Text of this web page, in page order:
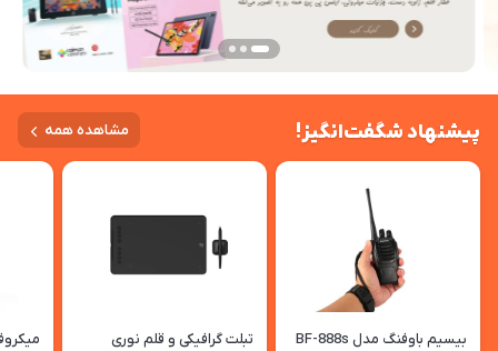
پیشنهاد شگفت‌انگیز! مشاهده همه
بیسیم باوفنگ مدل BF-888s
تبلت گرافیکی و قلم نوری